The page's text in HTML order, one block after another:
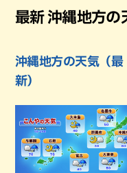
最新 沖縄地方の
沖縄地方の天気（最
新）